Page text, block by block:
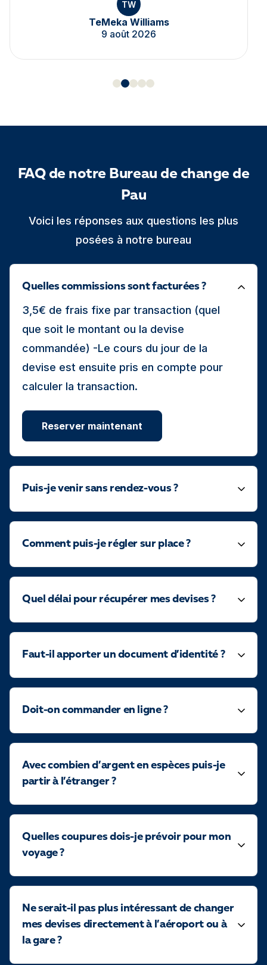
TW
TeMeka Williams
9 août 2026
FAQ de notre Bureau de change de
Pau
Voici les réponses aux questions les plus
posées à notre bureau
Quelles commissions sont facturées ?
3,5€ de frais fixe par transaction (quel
que soit le montant ou la devise
commandée) -Le cours du jour de la
devise est ensuite pris en compte pour
calculer la transaction.
Reserver maintenant
Puis-je venir sans rendez-vous ?
Comment puis-je régler sur place ?
Quel délai pour récupérer mes devises ?
Faut-il apporter un document d’identité ?
Doit-on commander en ligne ?
Avec combien d’argent en espèces puis-je
partir à l’étranger ?
Quelles coupures dois-je prévoir pour mon
voyage ?
Ne serait-il pas plus intéressant de changer
mes devises directement à l’aéroport ou à
la gare ?